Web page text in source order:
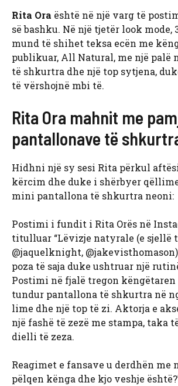
Rita Ora është në një varg të
së bashku. Në një tjetër look mode,
mund të shihet teksa ecën me
publikuar, All Natural, me një palë
të shkurtra dhe një top sytjena,
të vërshojnë mbi të.
Rita Ora mahnit me
pantallonave të
Hidhni një sy sesi Rita përkul
kërcim dhe duke i shërbyer
mini pantallona të shkurtra neoni:
Postimi i fundit i Rita Orës në
titulluar “Lëvizje natyrale (e sjellë
@jaquelknight,
poza të saja duke ushtruar një
Postimi në fjalë tregon këngëtaren
tundur pantallona të shkurtra në
lime dhe një top të zi. Aktorja e
një fashë të zezë me stampa, taka
dielli të zeza.
Reagimet e fansave u derdhën me
pëlqen kënga dhe kjo veshje